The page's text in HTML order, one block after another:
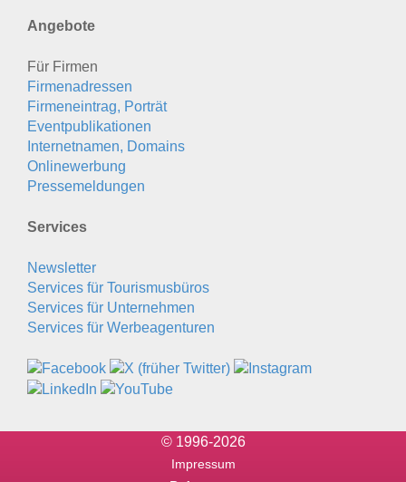
Angebote
Für Firmen
Firmenadressen
Firmeneintrag, Porträt
Eventpublikationen
Internetnamen, Domains
Onlinewerbung
Pressemeldungen
Services
Newsletter
Services für Tourismusbüros
Services für Unternehmen
Services für Werbeagenturen
© 1996-2026
Impressum